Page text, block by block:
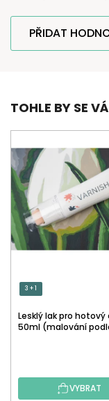
PŘIDAT
TOHLE BY SE
3 + 1
Lesklý lak pro hotový
50ml (malování
hodnocení
produktu
VYBRAT